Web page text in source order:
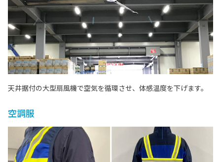
天井据付の大型扇風機で空気を循環させ、体感温度を下げます。
空調服